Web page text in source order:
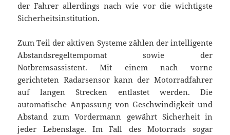
der Fahrer allerdings nach wie vor die wichtigste
Sicherheitsinstitution.
Zum Teil der aktiven Systeme zählen der intelligente
Abstandsregeltempomat sowie der
Notbremsassistent. Mit einem nach vorne
gerichteten Radarsensor kann der Motorradfahrer
auf langen Strecken entlastet werden. Die
automatische Anpassung von Geschwindigkeit und
Abstand zum Vordermann gewährt Sicherheit in
jeder Lebenslage. Im Fall des Motorrads sogar